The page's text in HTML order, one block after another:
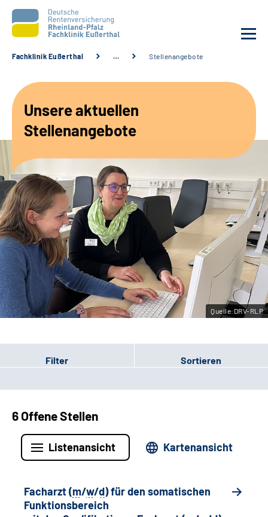
Unsere Angebote
Karriere
Beratungsstellen &
Zuweisende
Suche
Leichte Sprache
Gebärdensprache
Fachklinik Eußerthal … Stellenangebote
Unsere aktuellen
Stellenangebote
Quelle:DRV-RLP
Filter Sortieren
6 Offene Stellen
Listenansicht Kartenansicht
Facharzt (m/w/d) für den somatischen
Funktionsbereich